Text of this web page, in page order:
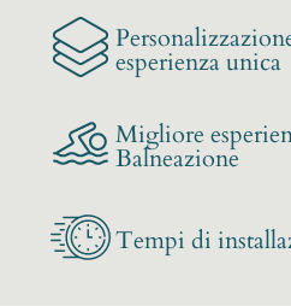
esperienza unica
Migliore
Balneazione
Tempi di